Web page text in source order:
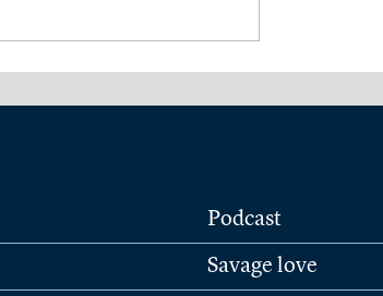
Podcast
Savage love